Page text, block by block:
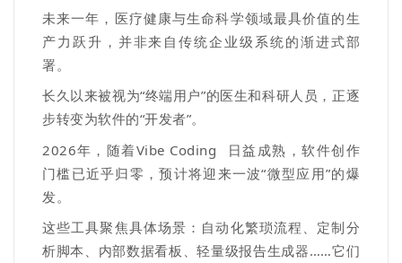
未来一年，医疗健康与生命科学领域最具价值的生
产力跃升，并非来自传统企业级系统的渐进式部
署。
长久以来被视为“终端用户”的医生和科研人员，正逐
步转变为软件的“开发者”。
2026年，随着Vibe Coding
日益成熟，软件创作
门槛已近乎归零，预计将迎来一波“微型应用”的爆
发。
这些工具聚焦具体场景：自动化繁琐流程、定制分
析脚本、内部数据看板、轻量级报告生成器……它们